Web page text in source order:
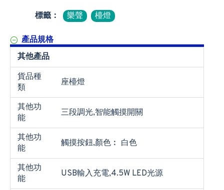
標籤： 樂聲 檯燈
產品規格
其他產品
貨品種
類
座檯燈
其他功
能
三段調光,智能觸摸開關
其他功
能
觸摸按鈕,顏色︰ 白色
其他功
能
USB輸入充電,4.5W LED光源